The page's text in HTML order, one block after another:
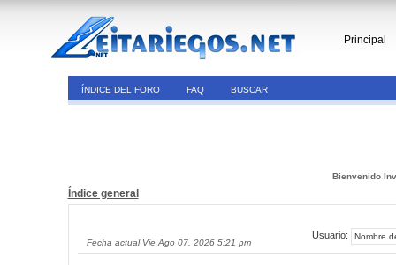
Principal
ÍNDICE DEL FORO FAQ BUSCAR
Bienvenido
Índice general
Fecha actual Vie Ago 07, 2026 5:21 pm
Usuario: